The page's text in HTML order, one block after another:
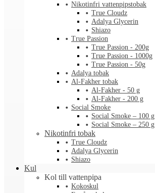
Nikotinfri vattenpipstobak
True Cloudz
Adalya Glycerin
Shiazo
True Passion
True Passion - 200g
True Passion - 1000g
True Passion - 50g
Adalya tobak
Al-Fakher tobak
Al-Fakher - 50 g
Al-Fakher - 200 g
Social Smoke
Social Smoke – 100 g
Social Smoke – 250 g
Nikotinfri tobak
True Cloudz
Adalya Glycerin
Shiazo
Kul
Kol till vattenpipa
Kokoskul